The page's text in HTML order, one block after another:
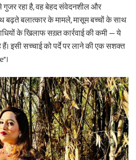
गुजर रहा है, वह बेहद संवेदनशील और
बलात्कार के मामले, मासूम बच्चों के साथ
के खिलाफ सख़्त कार्रवाई की कमी — ये
इसी सच्चाई को पर्दे पर लाने की एक सशक्त